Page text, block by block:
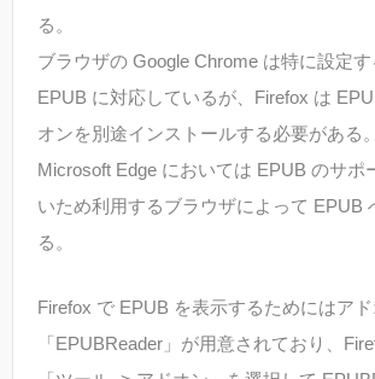
る。
ブラウザの Google Chrome は特に設定す
EPUB に対応しているが、Firefox は
オンを別途インストールする必要がある。
Microsoft Edge においては EPUB のサポ
いため利用するブラウザによって EPUB
る。
Firefox で EPUB を表示するためにはア
「EPUBReader」が用意されており、